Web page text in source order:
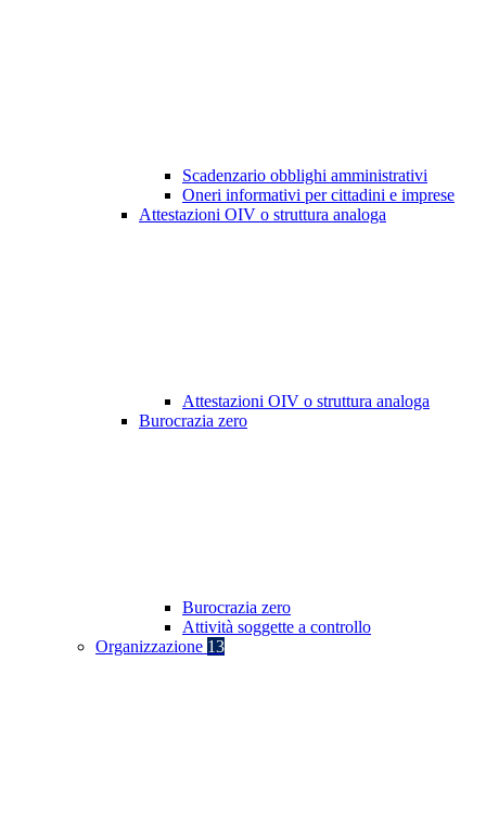
Scadenzario obblighi amministrativi
Oneri informativi per cittadini e imprese
Attestazioni OIV o struttura analoga
Attestazioni OIV o struttura analoga
Burocrazia zero
Burocrazia zero
Attività soggette a controllo
Organizzazione 13